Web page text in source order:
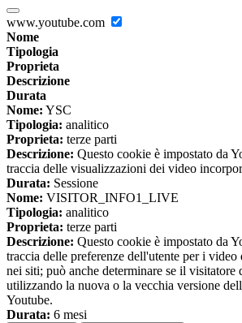
www.youtube.com
Nome
Tipologia
Proprieta
Descrizione
Durata
Nome: YSC
Tipologia: analitico
Proprieta: terze parti
Descrizione: Questo cookie è impostato da
traccia delle visualizzazioni dei video
Durata: Sessione
Nome: VISITOR_INFO1_LIVE
Tipologia: analitico
Proprieta: terze parti
Descrizione: Questo cookie è impostato da
traccia delle preferenze dell'utente per i
nei siti; può anche determinare se il visitatore
utilizzando la nuova o la vecchia versione
Youtube.
Durata: 6 mesi